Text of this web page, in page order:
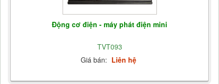
Động cơ điện - máy phát điện mini
TVT093
Giá bán: Liên hệ